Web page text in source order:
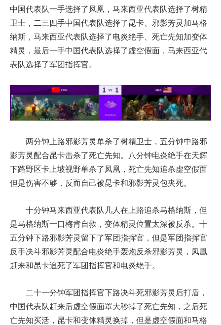
中国代表队一手选择了凤凰，马来西亚代表队选择了树精
卫士，二三四手中国代表队选择了昆卡、邪影芳灵加马格
纳斯，马来西亚代表队选择了电炎绝手、死亡先知加变体
精灵，最后一手中国代表队选择了虚空假面，马来西亚代
表队选择了军团指挥官。
两分钟上路邪影芳灵单杀了树精卫士，五分钟中路邪
影芳灵配合昆卡击杀了死亡先知。八分钟电炎绝手在天辉
下路野区卡上坡视野单杀了凤凰，死亡先知追杀虚空假面
但是伤害不够，反而自己被昆卡和邪影芳灵包夹死。
十分钟马来西亚代表队几人在上路追杀马格纳斯，但
是马格纳斯一口梅肯自救，变体精灵位置太深被反杀。十
五分钟下路邪影芳灵留下了军团指挥官，但是军团指挥官
反手决斗邪影芳灵配合电炎绝手轰炮反杀邪影芳灵，凤凰
赶来和昆卡追死了军团指挥官和电炎绝手。
二十一分钟军团指挥官下路决斗死邪影芳灵后打盾，
中国代表队赶来后虚空假面罩大秒掉了死亡先知，之后死
亡先知买活，昆卡和变体精灵换掉，但是虚空假面和马格